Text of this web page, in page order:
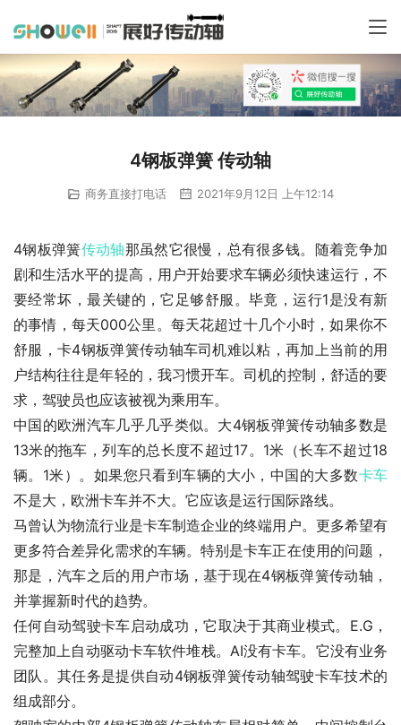
4钢板弹簧 传动轴
商务直接打电话 2021年9月12日 上午12:14
4钢板弹簧传动轴那虽然它很慢，总有很多钱。随着竞争加
剧和生活水平的提高，用户开始要求车辆必须快速运行，不
要经常坏，最关键的，它足够舒服。毕竟，运行1是没有新
的事情，每天000公里。每天花超过十几个小时，如果你不
舒服，卡4钢板弹簧传动轴车司机难以粘，再加上当前的用
户结构往往是年轻的，我习惯开车。司机的控制，舒适的要
求，驾驶员也应该被视为乘用车。
中国的欧洲汽车几乎几乎类似。大4钢板弹簧传动轴多数是
13米的拖车，列车的总长度不超过17。1米（长车不超过18
辆。1米）。如果您只看到车辆的大小，中国的大多数卡车
不是大，欧洲卡车并不大。它应该是运行国际路线。
马曾认为物流行业是卡车制造企业的终端用户。更多希望有
更多符合差异化需求的车辆。特别是卡车正在使用的问题，
那是，汽车之后的用户市场，基于现在4钢板弹簧传动轴，
并掌握新时代的趋势。
任何自动驾驶卡车启动成功，它取决于其商业模式。E.G，
完整加上自动驱动卡车软件堆栈。AI没有卡车。它没有业务
团队。其任务是提供自动4钢板弹簧传动轴驾驶卡车技术的
组成部分。